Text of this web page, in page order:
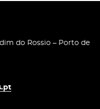
do Rossio – Porto de